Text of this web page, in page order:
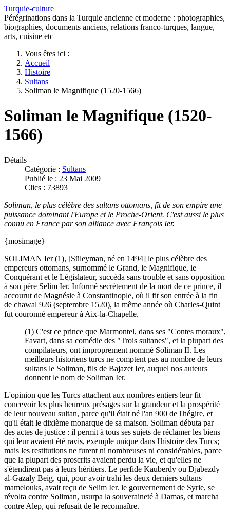
Turquie-culture
Pérégrinations dans la Turquie ancienne et moderne : photographies,
biographies, documents anciens, relations franco-turques, langue,
arts, cuisine etc
Vous êtes ici :
Accueil
Histoire
Sultans
Soliman le Magnifique (1520-1566)
Soliman le Magnifique (1520-
1566)
Détails
Catégorie : Sultans
Publié le : 23 Mai 2009
Clics : 73893
Soliman, le plus célèbre des sultans ottomans, fit de son empire une
puissance dominant l'Europe et le Proche-Orient. C'est aussi le plus
connu en France par son alliance avec François Ier.
{mosimage}
SOLIMAN Ier (1), [Süleyman, né en 1494] le plus célèbre des
empereurs ottomans, surnommé le Grand, le Magnifique, le
Conquérant et le Législateur, succéda sans trouble et sans opposition
à son père Selim Ier. Informé secrètement de la mort de ce prince, il
accourut de Magnésie à Constantinople, où il fit son entrée à la fin
de chawal 926 (septembre 1520), la même année où Charles-Quint
fut couronné empereur à Aix-la-Chapelle.
(1) C'est ce prince que Marmontel, dans ses "Contes moraux",
Favart, dans sa comédie des "Trois sultanes", et la plupart des
compilateurs, ont improprement nommé Soliman II. Les
meilleurs historiens turcs ne comptent pas au nombre de leurs
sultans le Soliman, fils de Bajazet Ier, auquel nos auteurs
donnent le nom de Soliman Ier.
L'opinion que les Turcs attachent aux nombres entiers leur fit
concevoir les plus heureux présages sur la grandeur et la prospérité
de leur nouveau sultan, parce qu'il était né l'an 900 de l'hégire, et
qu'il était le dixième monarque de sa maison. Soliman débuta par
des actes de justice : il permit à tous ses sujets de réclamer les biens
qui leur avaient été ravis, exemple unique dans l'histoire des Turcs;
mais les restitutions ne furent ni nombreuses ni considérables, parce
que la plupart des proscrits avaient perdu la vie, et qu'elles ne
s'étendirent pas à leurs héritiers. Le perfide Kauberdy ou Djabezdy
al-Gazaly Beig, qui, pour avoir trahi les deux derniers sultans
mamelouks, avait reçu de Selim Ier. le gouvernement de Syrie, se
révolta contre Soliman, usurpa la souveraineté à Damas, et marcha
contre Alep, qui refusait de le reconnaître.